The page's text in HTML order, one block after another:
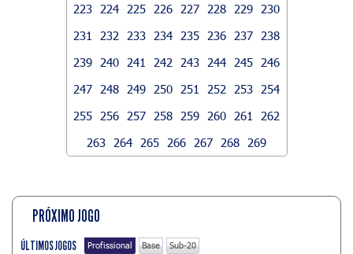
223
224 225 226 227 228 229
230
231
232 233 234 235 236 237
238
239
240 241 242 243 244 245
246
247
248 249 250 251 252 253
254
255
256 257 258 259 260 261
262
263
264 265 266 267 268 269
PRÓXIMO JOGO
ÚLTIMOS JOGOS Profissional Base Sub-20